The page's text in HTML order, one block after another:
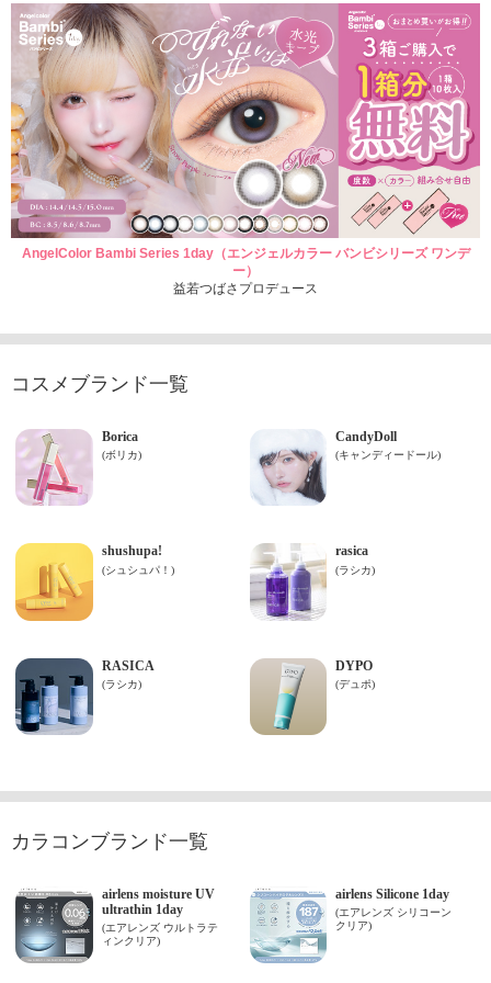
AngelColor Bambi Series 1day（エンジェルカラー バンビシリーズ ワンデ
ー）
益若つばさプロデュース
コスメブランド一覧
カラコンブランド一覧